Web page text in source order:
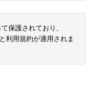
保護されており、
と利用規約が適用されま